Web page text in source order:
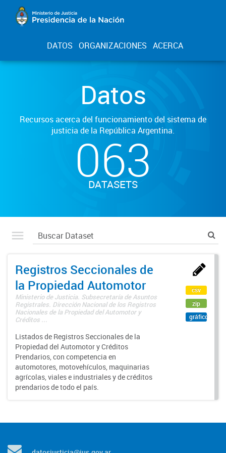
DATOS ORGANIZACIONES ACERCA
Datos
Recursos acerca del funcionamiento del sistema de
justicia de la República Argentina.
063
DATASETS
Registros Seccionales de
la Propiedad Automotor
Ministerio de Justicia. Subsecretaría de Asuntos
Registrales. Dirección Nacional de los Registros
Nacionales de la Propiedad del Automotor y
Créditos ...
Listados de Registros Seccionales de la
Propiedad del Automotor y Créditos
Prendarios, con competencia en
automotores, motovehículos, maquinarias
agrícolas, viales e industriales y de créditos
prendarios de todo el país.
csv
zip
gráfico